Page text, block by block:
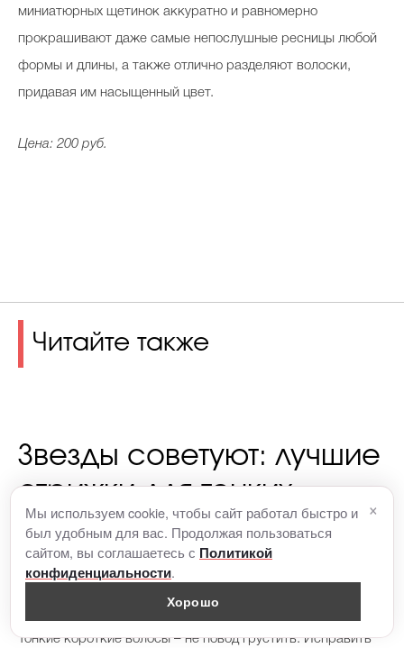
миниатюрных щетинок аккуратно и равномерно
прокрашивают даже самые непослушные ресницы любой
формы и длины, а также отлично разделяют волоски,
придавая им насыщенный цвет.
Цена: 200 руб.
Читайте также
Звезды советуют: лучшие
стрижки для тонких
волос
Тонкие короткие волосы – не повод грустить. Исправить
Мы используем cookie, чтобы сайт работал быстро и
был удобным для вас. Продолжая пользоваться
сайтом, вы соглашаетесь с Политикой
конфиденциальности.
Хорошо
×